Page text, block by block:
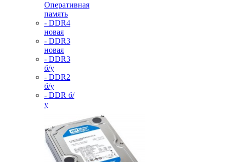
Оперативная
память
- DDR4
новая
- DDR3
новая
- DDR3
б/у
- DDR2
б/у
- DDR б/
у